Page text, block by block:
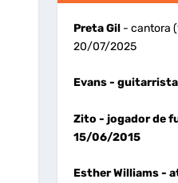
Preta Gil- cantora
20/07/2025
Evans- guitarrista
Zito - jogador de
15/06/2015
Esther Williams-